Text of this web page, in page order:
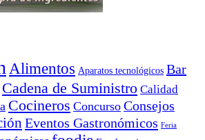
Alimentos Aparatos tecnológicos Bar
Cadena de Suministro Calidad
Cocineros Concurso Consejos
Eventos Gastronómicos Feria